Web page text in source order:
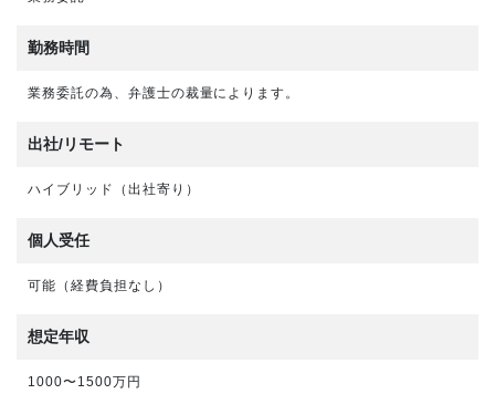
勤務時間
業務委託の為、弁護士の裁量によります。
出社/リモート
ハイブリッド（出社寄り）
個人受任
可能（経費負担なし）
想定年収
1000〜1500万円